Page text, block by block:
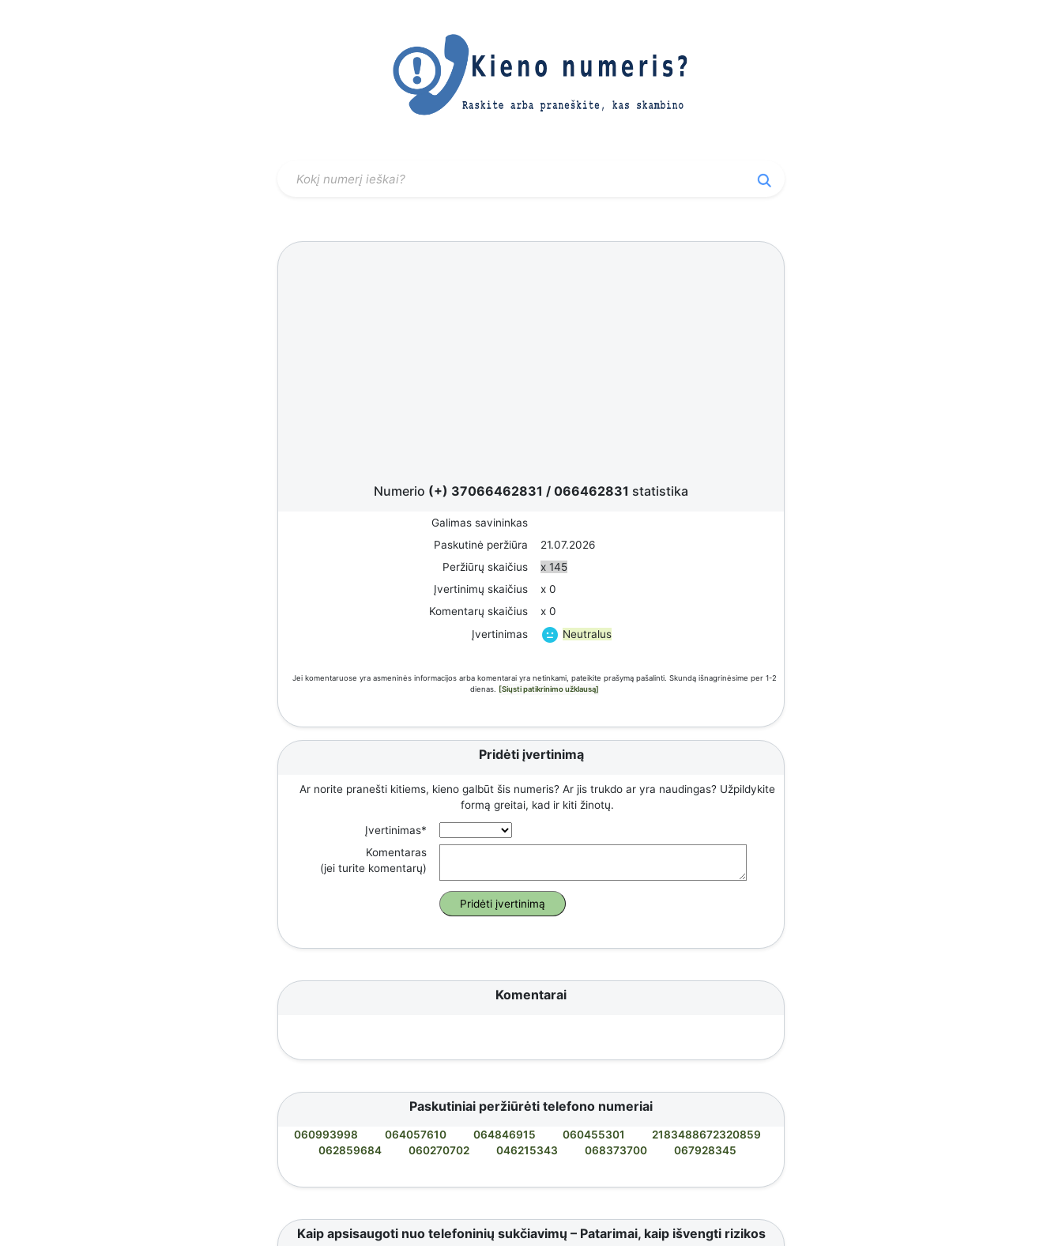
Numerio (+) 37066462831 / 066462831 statistika
Galimas savininkas
Paskutinė peržiūra
21.07.2026
Peržiūrų skaičius
x 145
Įvertinimų skaičius
x 0
Komentarų skaičius
x 0
Įvertinimas
Neutralus
Jei komentaruose yra asmeninės informacijos arba komentarai yra netinkami, pateikite prašymą pašalinti. Skundą išnagrinėsime per 1-2
dienas.
[Siųsti patikrinimo užklausą]
Pridėti įvertinimą
Ar norite pranešti kitiems, kieno galbūt šis numeris? Ar jis trukdo ar yra naudingas? Užpildykite
formą greitai, kad ir kiti žinotų.
Įvertinimas*
Komentaras
(jei turite komentarų)
Komentarai
Paskutiniai peržiūrėti telefono numeriai
060993998 064057610 064846915 060455301
2183488672320859
062859684
060270702 046215343 068373700 067928345
Kaip apsisaugoti nuo telefoninių sukčiavimų – Patarimai, kaip išvengti rizikos